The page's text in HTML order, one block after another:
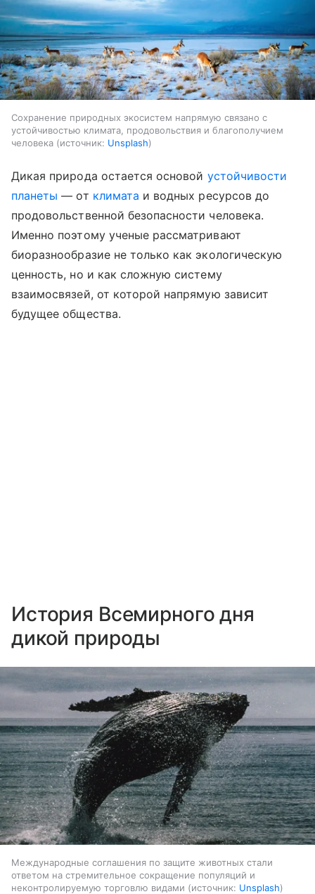
Сохранение природных экосистем напрямую связано с
устойчивостью климата, продовольствия и благополучием
человека
источник: Unsplash
Дикая природа остается основой устойчивости
планеты — от климата и водных ресурсов до
продовольственной безопасности человека.
Именно поэтому ученые рассматривают
биоразнообразие не только как экологическую
ценность, но и как сложную систему
взаимосвязей, от которой напрямую зависит
будущее общества.
История Всемирного дня
дикой природы
Международные соглашения по защите животных стали
ответом на стремительное сокращение популяций и
неконтролируемую торговлю видами
источник: Unsplash